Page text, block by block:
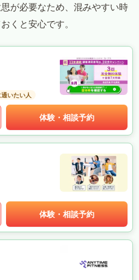
が必要なため、混みやすい時
くと安心です。
いたい人
体験・相談予約
体験・相談予約